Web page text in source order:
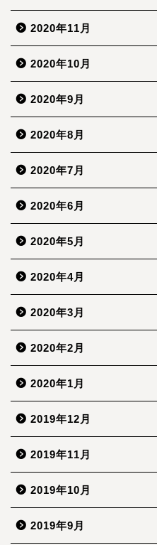
2020年11月
2020年10月
2020年9月
2020年8月
2020年7月
2020年6月
2020年5月
2020年4月
2020年3月
2020年2月
2020年1月
2019年12月
2019年11月
2019年10月
2019年9月